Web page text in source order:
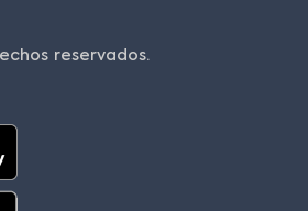
reservados.